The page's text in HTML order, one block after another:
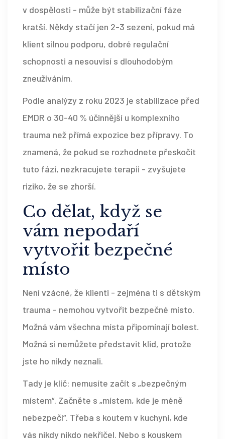
v dospělosti - může být stabilizační fáze
kratší. Někdy stačí jen 2-3 sezení, pokud má
klient silnou podporu, dobré regulační
schopnosti a nesouvisí s dlouhodobým
zneužíváním.
Podle analýzy z roku 2023 je stabilizace před
EMDR o 30-40 % účinnější u komplexního
trauma než přímá expozice bez přípravy. To
znamená, že pokud se rozhodnete přeskočit
tuto fázi, nezkracujete terapii - zvyšujete
riziko, že se zhorší.
Co dělat, když se
vám nepodaří
vytvořit bezpečné
místo
Není vzácné, že klienti - zejména ti s dětským
trauma - nemohou vytvořit bezpečné místo.
Možná vám všechna místa připomínají bolest.
Možná si nemůžete představit klid, protože
jste ho nikdy neznali.
Tady je klíč: nemusíte začít s „bezpečným
místem“. Začněte s „místem, kde je méně
nebezpečí“. Třeba s koutem v kuchyni, kde
vás nikdy nikdo nekřičel. Nebo s kouskem